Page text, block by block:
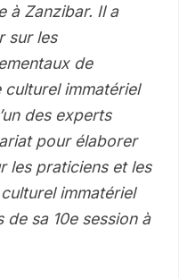
à Zanzibar. Il a
sur les
de
immatériel
des experts
pour élaborer
les praticiens et les
immatériel
sa 10e session à